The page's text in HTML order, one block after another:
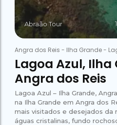
Abraão Tour
Angra dos Reis - Ilha Grande-
Lagoa Azul, Ilha
Angra dos Reis
Lagoa Azul – Ilha Grande,
na Ilha Grande em Angra dos
mais visitados e desejados da
águas cristalinas, fundo